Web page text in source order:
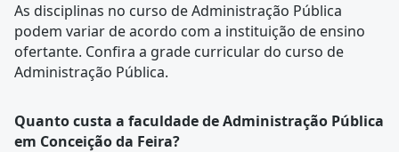
As disciplinas no curso de Administração Pública
podem variar de acordo com a instituição de ensino
ofertante. Confira a grade curriculardo curso de
Administração Pública.
Quanto custa a faculdade de Administração Pública
em Conceição da Feira?